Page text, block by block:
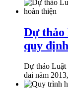
Dự thảo
quy
Dự thảo
đai năm